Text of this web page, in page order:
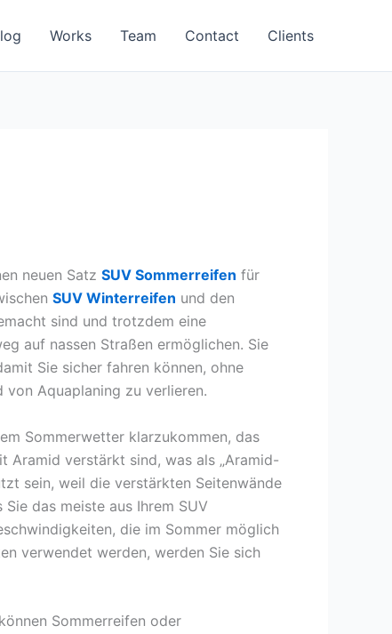
Works Team Contact Clients
neuen Satz SUV Sommerreifen für
SUV Winterreifen und den
sind und trotzdem eine
auf nassen Straßen ermöglichen. Sie
Sie sicher fahren können, ohne
von Aquaplaning zu verlieren.
Sommerwetter klarzukommen, das
Aramid verstärkt sind, was als „Aramid-
sein, weil die verstärkten Seitenwände
das meiste aus Ihrem SUV
die im Sommer möglich
verwendet werden, werden Sie sich
Sommerreifen oder